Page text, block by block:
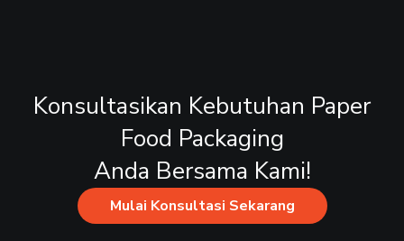
Konsultasikan Kebutuhan Paper
Food Packaging
Anda Bersama Kami!
Mulai Konsultasi Sekarang